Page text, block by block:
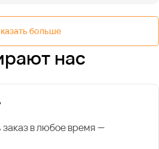
больше
нас
в любое время —